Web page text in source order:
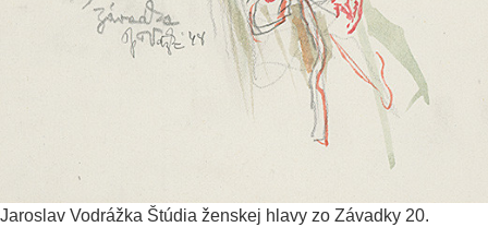
Jaroslav Vodrážka Štúdia ženskej hlavy zo Závadky 20.